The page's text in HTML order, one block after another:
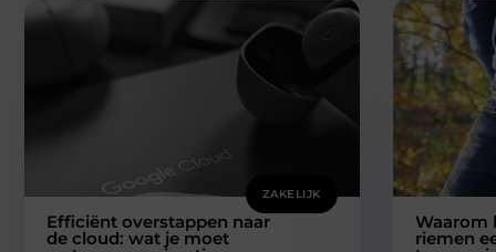
ZAKELIJK
Efficiënt overstappen naar
de cloud: wat je moet
Waarom
riemen